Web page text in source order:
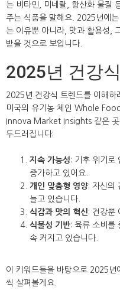
는 비타민, 미네랄, 항산화 물질
주는 식품을 말해요. 2025년에
는 이유뿐 아니라, 맛과 활용성,
받을 것으로 보입니다.
2025년 건강
2025년 건강식 트렌드를 이해하
미국의 유기농 체인 Whole
Innova Market Insights 같은 곳
두드러집니다:
지속 가능성: 기후 위기로
증가하고 있어요.
개인 맞춤형 영양: 자신의
늘고 있습니다.
식감과 맛의 혁신: 건강뿐
식물성 기반: 육류 소비를
속 커지고 있습니다.
이 키워드들을 바탕으로 2025년
씩 살펴볼게요.